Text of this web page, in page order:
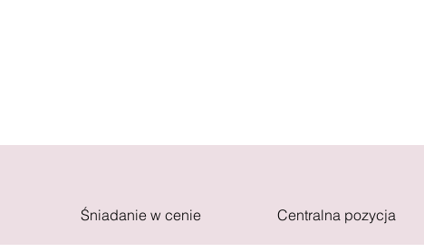
Śniadanie w cenie Centralna pozycja